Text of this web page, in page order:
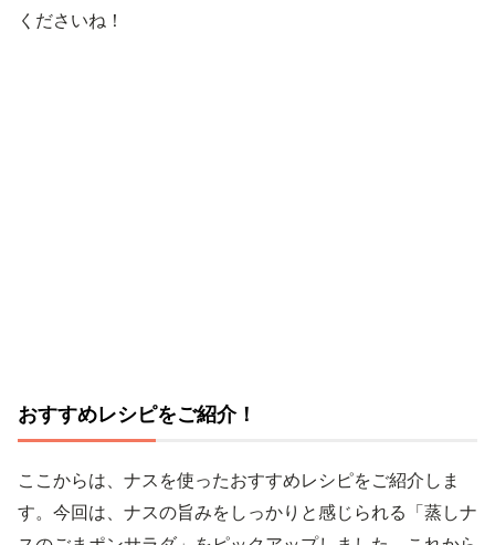
くださいね！
おすすめレシピをご紹介！
ここからは、ナスを使ったおすすめレシピをご紹介しま
す。今回は、ナスの旨みをしっかりと感じられる「蒸しナ